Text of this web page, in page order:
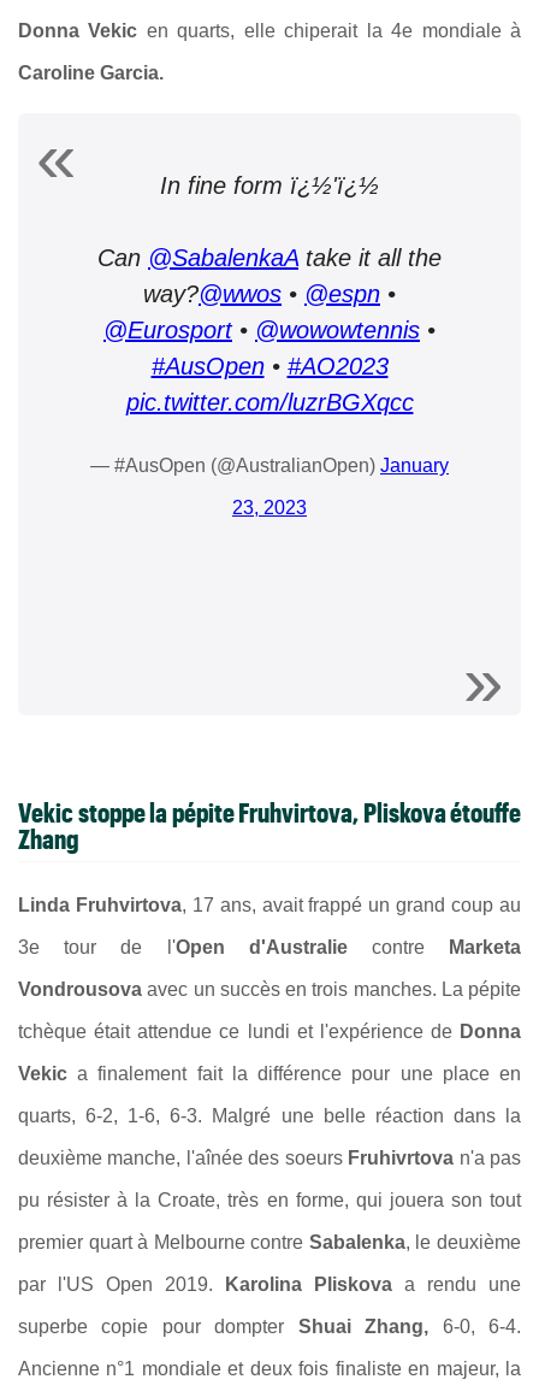
Donna Vekic en quarts, elle chiperait la 4e mondiale à
Caroline Garcia.
In fine form ï¿½'ï¿½
Can @SabalenkaA take it all the
way?@wwos • @espn •
@Eurosport• @wowowtennis •
#AusOpen• #AO2023
pic.twitter.com/luzrBGXqcc
— #AusOpen (@AustralianOpen) January
23, 2023
Vekic stoppe la pépite Fruhvirtova,Pliskova étouffe
Zhang
Linda Fruhvirtova, 17 ans, avait frappé un grand coup au
3e tour de l'Open d'Australiecontre Marketa
Vondrousovaavec un succès en trois manches. La pépite
tchèque était attendue ce lundi et l'expérience deDonna
Vekica finalement fait la différence pour une place en
quarts, 6-2, 1-6, 6-3. Malgré une belle réaction dans la
deuxième manche, l'aînée des soeurs Fruhivrtova n'a pas
pu résister à la Croate, très en forme, qui jouera son tout
premier quart à Melbourne contre Sabalenka, le deuxième
par l'US Open 2019. Karolina Pliskova a rendu une
superbe copie pour dompter Shuai Zhang, 6-0, 6-4.
Ancienne n°1 mondiale et deux fois finaliste en majeur, la